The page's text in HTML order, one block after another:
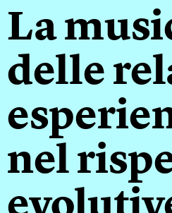
La
delle
nel